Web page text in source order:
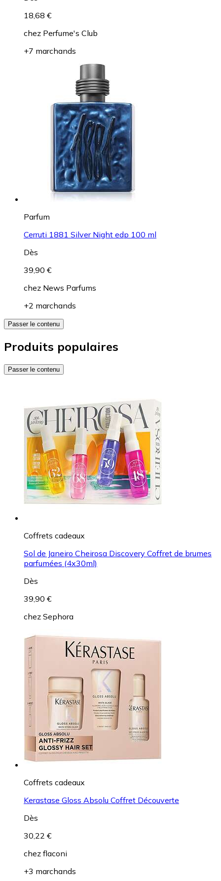
18,68 €
chez Perfume's Club
+7 marchands
Parfum
Cerruti 1881 Silver Night edp 100 ml
Dès
39,90 €
chez News Parfums
+2 marchands
Passer le contenu
Produits populaires
Passer le contenu
Coffrets cadeaux
Sol de Janeiro Cheirosa Discovery Coffret de brumes
parfumées (4x30ml)
Dès
39,90 €
chez Sephora
Coffrets cadeaux
Kerastase Gloss Absolu Coffret Découverte
Dès
30,22 €
chez flaconi
+3 marchands